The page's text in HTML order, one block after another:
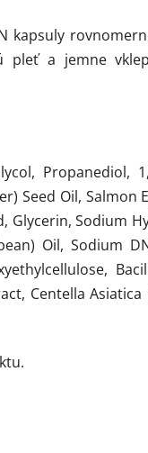
kapsuly
pleť a jemne
Propanediol,
Seed Oil, Salmon
Glycerin, Sodium
Oil, Sodium
Centella